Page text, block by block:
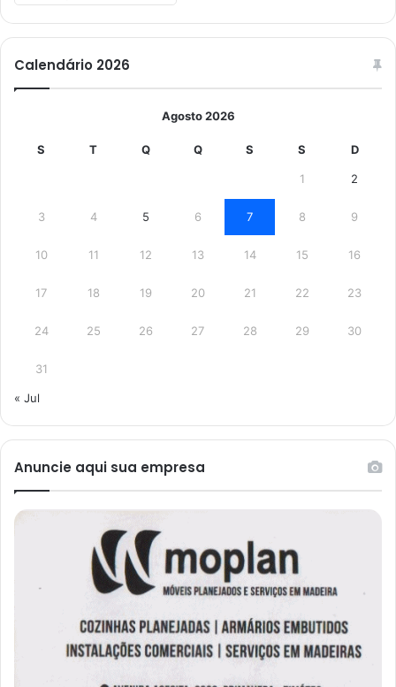
Calendário 2026
Agosto 2026
S T Q Q S S D
1 2
3 4 5 6 7 8 9
10 11 12 13 14 15 16
17 18 19 20 21 22 23
24 25 26 27 28 29 30
31
« Jul
Anuncie aqui sua empresa